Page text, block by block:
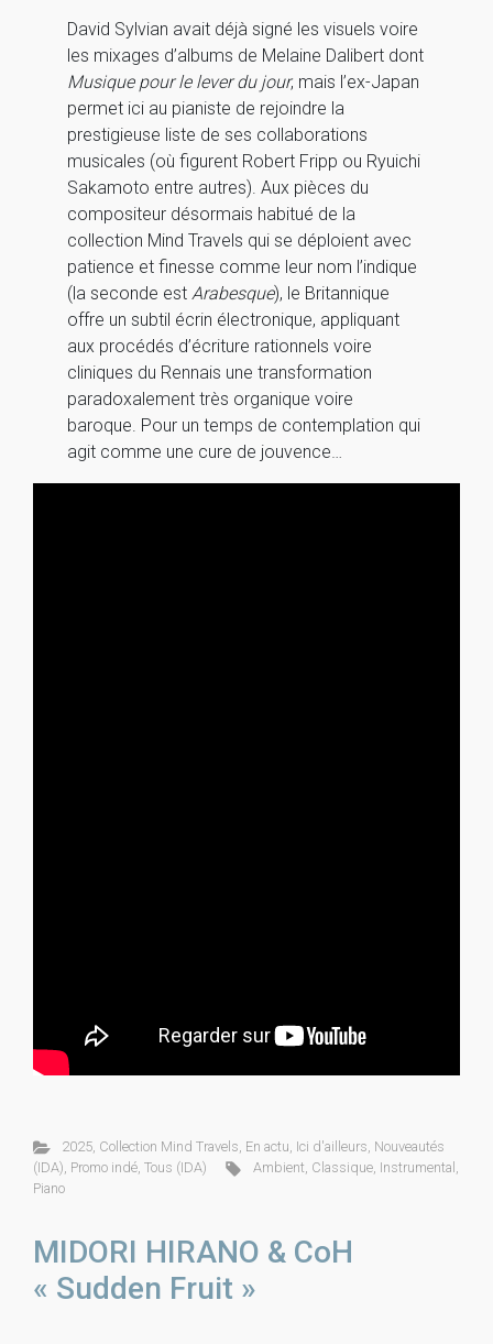
David Sylvian avait déjà signé les visuels voire
les mixages d’albums de Melaine Dalibert dont
Musique pour le lever du jour, mais l’ex-Japan
permet ici au pianiste de rejoindre la
prestigieuse liste de ses collaborations
musicales (où figurent Robert Fripp ou Ryuichi
Sakamoto entre autres). Aux pièces du
compositeur désormais habitué de la
collection Mind Travels qui se déploient avec
patience et finesse comme leur nom l’indique
(la seconde estArabesque), le Britannique
offre un subtil écrin électronique, appliquant
aux procédés d’écriture rationnels voire
cliniques du Rennais une transformation
paradoxalement très organique voire
baroque. Pour un temps de contemplation qui
agit comme une cure de jouvence…
2025, Collection Mind Travels, En actu, Ici d'ailleurs, Nouveautés
(IDA), Promo indé, Tous (IDA) Ambient, Classique, Instrumental ,
Piano
MIDORI HIRANO & CoH
« Sudden Fruit »